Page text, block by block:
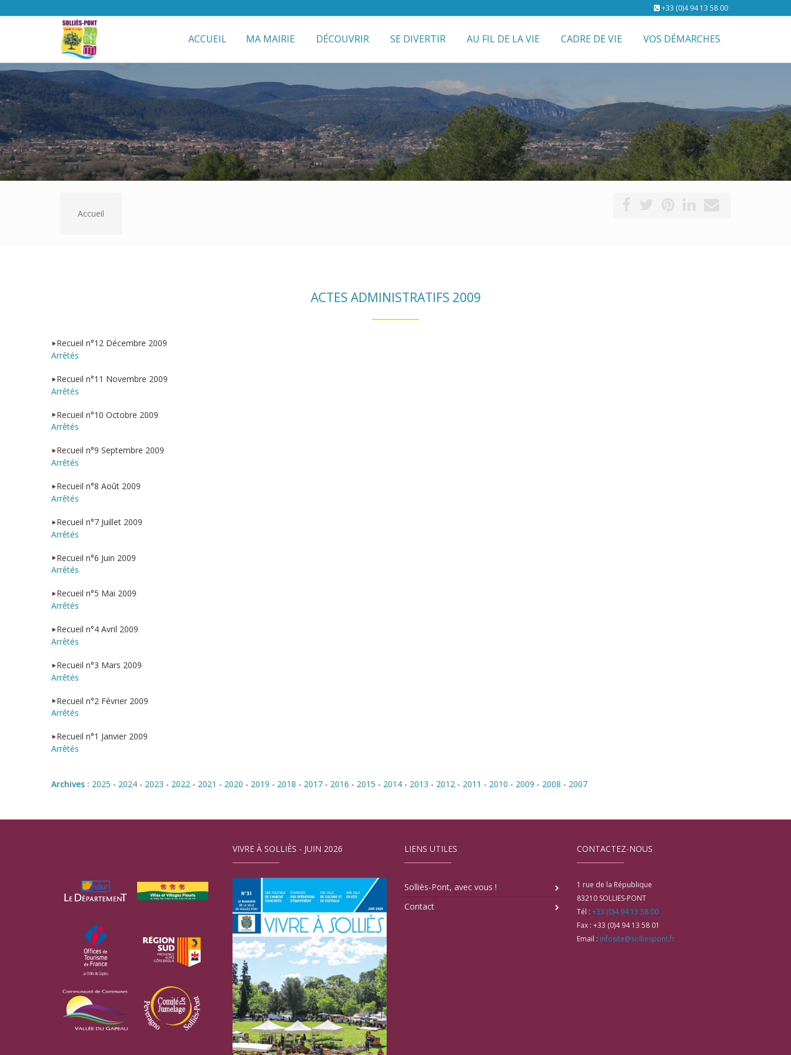
+33 (0)4 94 13 58 00
ACCUEIL MA MAIRIE DÉCOUVRIR SE DIVERTIR AU FIL DE LA VIE CADRE DE VIE VOS DÉMARCHES
Accueil
ACTES ADMINISTRATIFS 2009
Recueil n°12 Décembre 2009
Arrêtés
Recueil n°11 Novembre 2009
Arrêtés
Recueil n°10 Octobre 2009
Arrêtés
Recueil n°9 Septembre 2009
Arrêtés
Recueil n°8 Août 2009
Arrêtés
Recueil n°7 Juillet 2009
Arrêtés
Recueil n°6 Juin 2009
Arrêtés
Recueil n°5 Mai 2009
Arrêtés
Recueil n°4 Avril 2009
Arrêtés
Recueil n°3 Mars 2009
Arrêtés
Recueil n°2 Février 2009
Arrêtés
Recueil n°1 Janvier 2009
Arrêtés
Archives : 2025 - 2024 - 2023 - 2022 - 2021 - 2020 - 2019 - 2018 - 2017 - 2016 - 2015 - 2014 - 2013 - 2012 - 2011 - 2010 - 2009 - 2008 - 2007
VIVRE À SOLLIÈS - JUIN 2026 LIENS UTILES
Solliès-Pont, avec vous !
Contact
CONTACTEZ-NOUS
1 rue de la République
83210 SOLLIES-PONT
Tél : +33 (0)4 94 13 58 00
Fax : +33 (0)4 94 13 58 01
Email : infosite@solliespont.fr